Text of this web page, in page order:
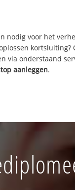
nodig voor het
kortsluiting?
via onderstaand
aanleggen.